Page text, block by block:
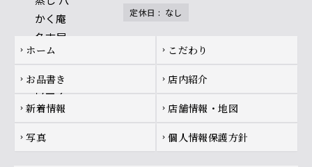
定休日 : なし
Footer navigation
chevron_right ホーム chevron_right こだわり
chevron_right お品書き chevron_right 店内紹介
chevron_right 新着情報 chevron_right 店舗情報・地図
chevron_right 写真 chevron_right 個人情報保護方針